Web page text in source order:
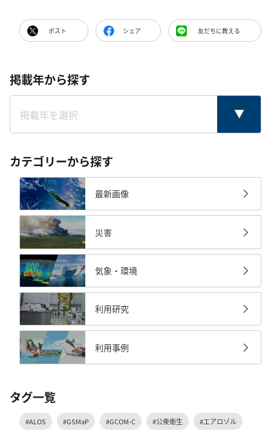
ポスト シェア 友だちに教える
掲載年から探す
カテゴリーから探す
最新画像
災害
気象・環境
利用研究
利用事例
タグ一覧
#ALOS #GSMaP #GCOM-C #公衆衛生 #エアロゾル